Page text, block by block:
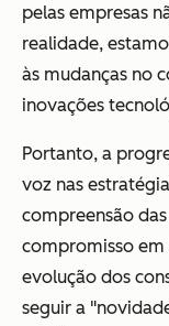
pelas empresas
realidade,
às mudanças no
inovações
Portanto, a
voz nas
compreensão
compromisso em
evolução dos
seguir a